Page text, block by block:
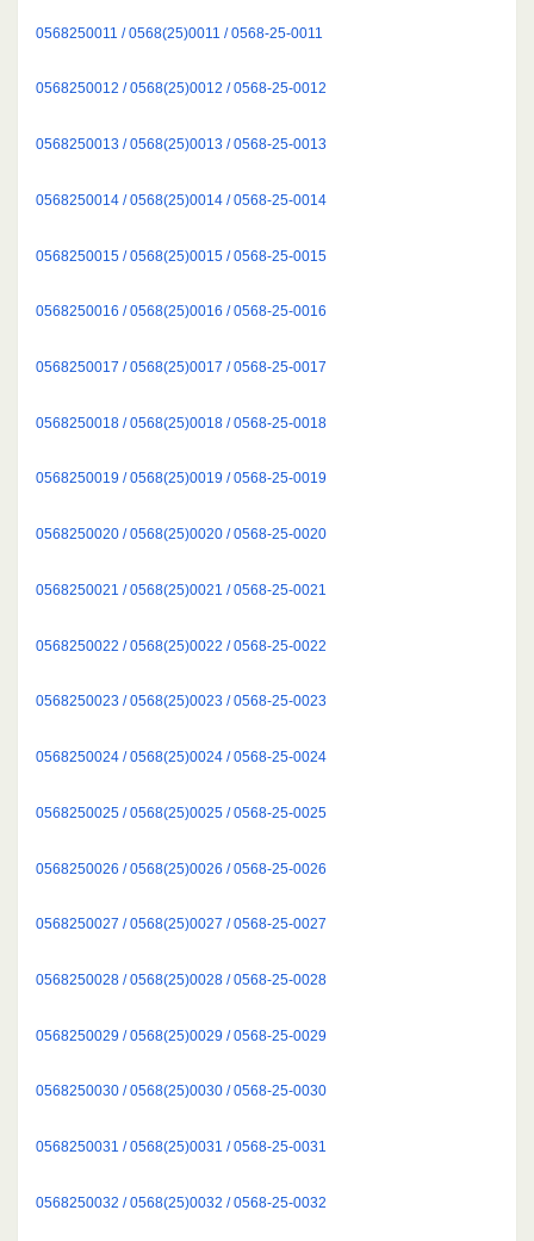
0568250011 / 0568(25)0011 / 0568-25-0011
0568250012 / 0568(25)0012 / 0568-25-0012
0568250013 / 0568(25)0013 / 0568-25-0013
0568250014 / 0568(25)0014 / 0568-25-0014
0568250015 / 0568(25)0015 / 0568-25-0015
0568250016 / 0568(25)0016 / 0568-25-0016
0568250017 / 0568(25)0017 / 0568-25-0017
0568250018 / 0568(25)0018 / 0568-25-0018
0568250019 / 0568(25)0019 / 0568-25-0019
0568250020 / 0568(25)0020 / 0568-25-0020
0568250021 / 0568(25)0021 / 0568-25-0021
0568250022 / 0568(25)0022 / 0568-25-0022
0568250023 / 0568(25)0023 / 0568-25-0023
0568250024 / 0568(25)0024 / 0568-25-0024
0568250025 / 0568(25)0025 / 0568-25-0025
0568250026 / 0568(25)0026 / 0568-25-0026
0568250027 / 0568(25)0027 / 0568-25-0027
0568250028 / 0568(25)0028 / 0568-25-0028
0568250029 / 0568(25)0029 / 0568-25-0029
0568250030 / 0568(25)0030 / 0568-25-0030
0568250031 / 0568(25)0031 / 0568-25-0031
0568250032 / 0568(25)0032 / 0568-25-0032